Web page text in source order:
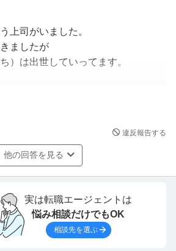
上司がいました。
ましたが
）は出世していってます。
その上司を選んで
いだろうな。
違反報告する
他の回答を見る
実は転職エージェントは
悩み相談だけでもOK
相談先を選ぶ